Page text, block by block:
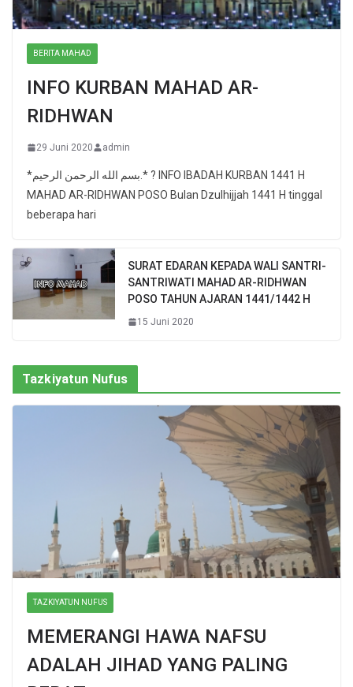
BERITA MAHAD
INFO KURBAN MAHAD AR-
RIDHWAN
29 Juni 2020 admin
*بسم الله الرحمن الرحيم.* ? INFO IBADAH KURBAN 1441 H
MAHAD AR-RIDHWAN POSO Bulan Dzulhijjah 1441 H tinggal
beberapa hari
SURAT EDARAN KEPADA WALI SANTRI-
SANTRIWATI MAHAD AR-RIDHWAN
POSO TAHUN AJARAN 1441/1442 H
15 Juni 2020
Tazkiyatun Nufus
TAZKIYATUN NUFUS
MEMERANGI HAWA NAFSU
ADALAH JIHAD YANG PALING